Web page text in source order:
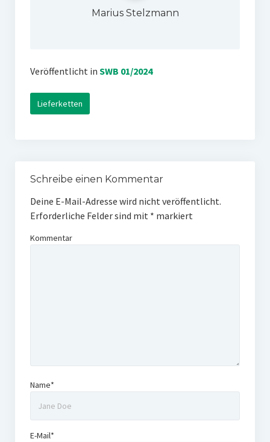
Marius Stelzmann
Veröffentlicht in SWB 01/2024
Lieferketten
Schreibe einen Kommentar
Deine E-Mail-Adresse wird nicht veröffentlicht.
Erforderliche Felder sind mit * markiert
Kommentar
Name*
E-Mail*